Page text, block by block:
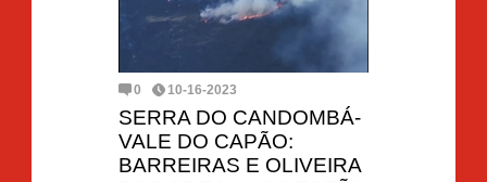
0 10-16-2023
SERRA DO CANDOMBÁ-
VALE DO CAPÃO:
BARREIRAS E OLIVEIRA